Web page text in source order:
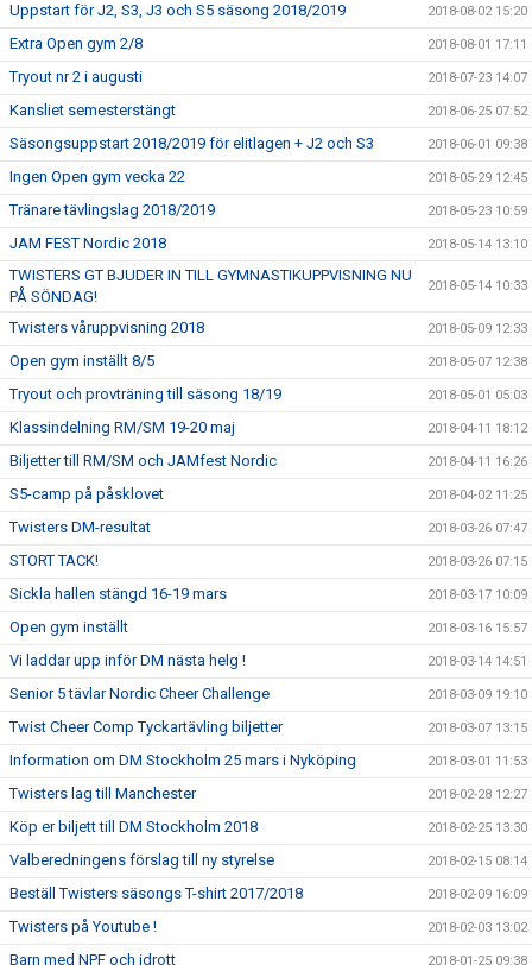
Uppstart för J2, S3, J3 och S5 säsong 2018/2019 2018-08-02 15:20
Extra Open gym 2/8 2018-08-01 17:11
Tryout nr 2 i augusti 2018-07-23 14:07
Kansliet semesterstängt 2018-06-25 07:52
Säsongsuppstart 2018/2019 för elitlagen + J2 och S3 2018-06-01 09:38
Ingen Open gym vecka 22 2018-05-29 12:45
Tränare tävlingslag 2018/2019 2018-05-23 10:59
JAM FEST Nordic 2018 2018-05-14 13:10
TWISTERS GT BJUDER IN TILL GYMNASTIKUPPVISNING NU
PÅ SÖNDAG!
2018-05-14 10:33
Twisters våruppvisning 2018 2018-05-09 12:33
Open gym inställt 8/5 2018-05-07 12:38
Tryout och provträning till säsong 18/19 2018-05-01 05:03
Klassindelning RM/SM 19-20 maj 2018-04-11 18:12
Biljetter till RM/SM och JAMfest Nordic 2018-04-11 16:26
S5-camp på påsklovet 2018-04-02 11:25
Twisters DM-resultat 2018-03-26 07:47
STORT TACK! 2018-03-26 07:15
Sickla hallen stängd 16-19 mars 2018-03-17 10:09
Open gym inställt 2018-03-16 15:57
Vi laddar upp inför DM nästa helg ! 2018-03-14 14:51
Senior 5 tävlar Nordic Cheer Challenge 2018-03-09 19:10
Twist Cheer Comp Tyckartävling biljetter 2018-03-07 13:15
Information om DM Stockholm 25 mars i Nyköping 2018-03-01 11:53
Twisters lag till Manchester 2018-02-28 12:27
Köp er biljett till DM Stockholm 2018 2018-02-25 13:30
Valberedningens förslag till ny styrelse 2018-02-15 08:14
Beställ Twisters säsongs T-shirt 2017/2018 2018-02-09 16:09
Twisters på Youtube ! 2018-02-03 13:02
Barn med NPF och idrott 2018-01-25 09:38